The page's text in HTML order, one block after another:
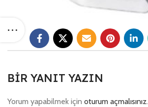
BIR YANIT YAZIN
Yorum yapabilmek için oturum açmalısınız.